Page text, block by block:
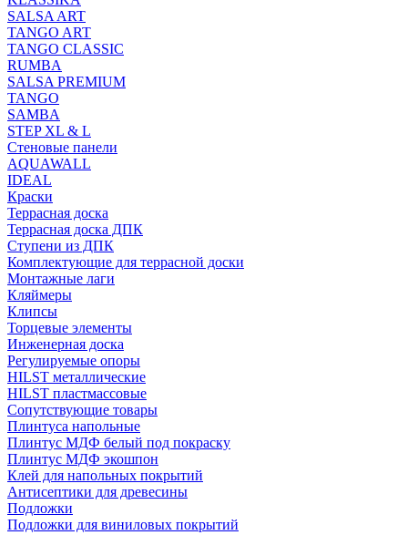
SALSA ART
TANGO ART
TANGO CLASSIC
RUMBA
SALSA PREMIUM
TANGO
SAMBA
STEP XL & L
Стеновые панели
AQUAWALL
IDEAL
Краски
Террасная доска
Террасная доска ДПК
Ступени из ДПК
Комплектующие для террасной доски
Монтажные лаги
Кляймеры
Клипсы
Торцевые элементы
Инженерная доска
Регулируемые опоры
HILST металлические
HILST пластмассовые
Сопутствующие товары
Плинтуса напольные
Плинтус МДФ белый под покраску
Плинтус МДФ экошпон
Клей для напольных покрытий
Антисептики для древесины
Подложки
Подложки для виниловых покрытий